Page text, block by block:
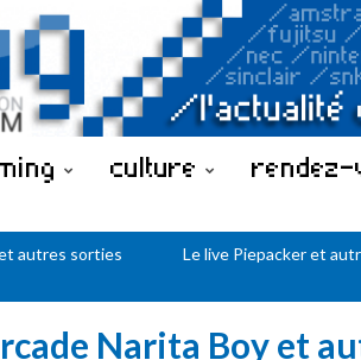
culture rendez-
autres sorties
Le live Piepacker et
Narita Boy et